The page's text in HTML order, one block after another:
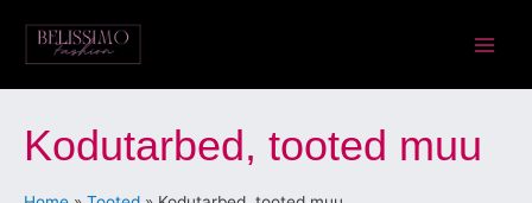
Menu
Kodutarbed, tooted muu